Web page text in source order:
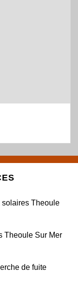
solaires Theoule
Theoule Sur Mer
de fuite